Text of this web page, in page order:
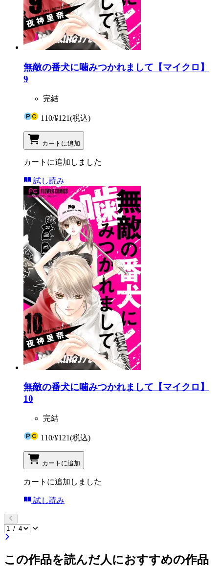
無敵の番犬に噛みつかれまして【マイクロ】
9
完結
110/¥121(税込)
カートに追加
カートに追加しました
試し読み
無敵の番犬に噛みつかれまして【マイクロ】
10
完結
110/¥121(税込)
カートに追加
カートに追加しました
試し読み
この作品を読んだ人におすすめの作品